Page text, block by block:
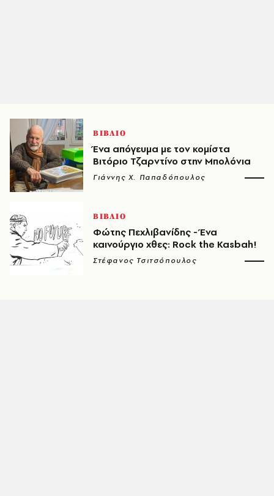
ΒΙΒΛΙΟ
Ένα απόγευμα με τον κομίστα
Βιτόριο Τζαρντίνο στην Μπολόνια
Γιάννης Χ. Παπαδόπουλος
ΒΙΒΛΙΟ
Φώτης Πεχλιβανίδης - Ένα
καινούργιο χθες: Rock the Kasbah!
Στέφανος Τσιτσόπουλος